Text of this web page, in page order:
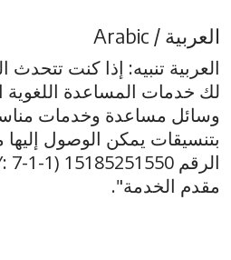
العربية / Arabic
العربية تنبيه: إذا كنت تتحدث
لك خدمات المساعدة اللغوية
وسائل مساعدة وخدمات
بتنسيقات يمكن الوصول
مقدم الخدمة".